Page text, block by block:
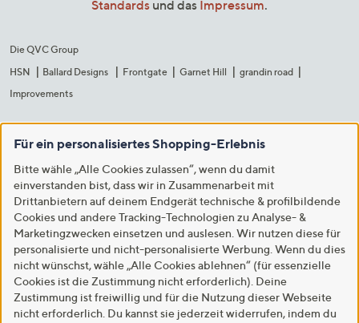
Standards und das Impressum.
Die QVC Group
HSN
Ballard Designs Frontgate Garnet Hill
grandin road
Improvements
Für ein personalisiertes Shopping-Erlebnis
Bitte wähle „Alle Cookies zulassen“, wenn du damit
einverstanden bist, dass wir in Zusammenarbeit mit
Drittanbietern auf deinem Endgerät technische & profilbildende
Cookies und andere Tracking-Technologien zu Analyse- &
Marketingzwecken einsetzen und auslesen. Wir nutzen diese für
personalisierte und nicht-personalisierte Werbung. Wenn du dies
nicht wünschst, wähle „Alle Cookies ablehnen“ (für essenzielle
Cookies ist die Zustimmung nicht erforderlich). Deine
Zustimmung ist freiwillig und für die Nutzung dieser Webseite
nicht erforderlich. Du kannst sie jederzeit widerrufen, indem du